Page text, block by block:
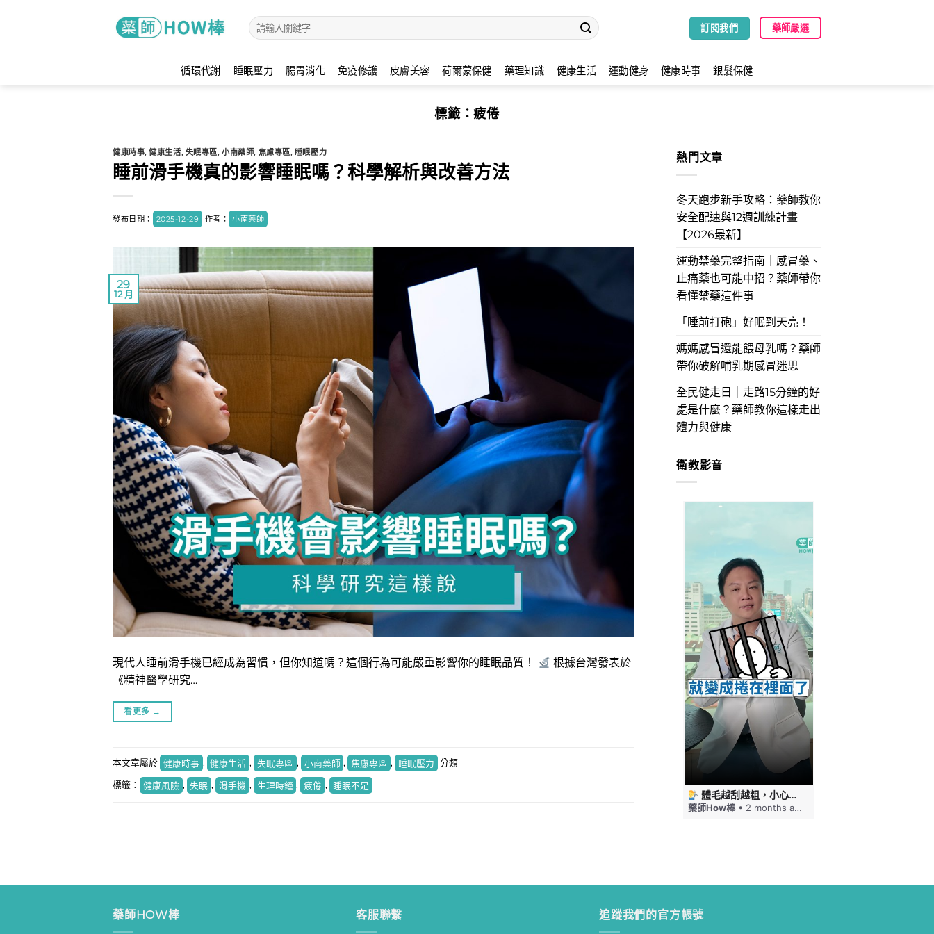
訂閱我們 藥師嚴選
循環代謝 睡眠壓力 腸胃消化 免疫修護 皮膚美容 荷爾蒙保健 藥理知識 健康生活 運動健身 健康時事 銀髮保健
標籤：疲倦
健康時事,健康生活, 失眠專區,小南藥師, 焦慮專區, 睡眠壓力
睡前滑手機真的影響睡眠嗎？科學解析與改善方法
發布日期： 2025-12-29 作者： 小南藥師
29
12 月
現代人睡前滑手機已經成為習慣，但你知道嗎？這個行為可能嚴重影響你的睡眠品質！
根據台灣發表於
《精神醫學研究…
看更多 →
本文章屬於 健康時事 , 健康生活 , 失眠專區 , 小南藥師 , 焦慮專區 , 睡眠壓力 分類
標籤： 健康風險 , 失眠 , 滑手機 , 生理時鐘 , 疲倦 , 睡眠不足
熱門文章
冬天跑步新手攻略：藥師教你
安全配速與12週訓練計畫
【2026最新】
運動禁藥完整指南｜感冒藥、
止痛藥也可能中招？藥師帶你
看懂禁藥這件事
「睡前打砲」好眠到天亮！
媽媽感冒還能餵母乳嗎？藥師
帶你破解哺乳期感冒迷思
全民健走日｜走路15分鐘的好
處是什麼？藥師教你這樣走出
體力與健康
衛教影音
體毛越刮越粗，小心毛髮倒插！刮毛這幾件事要注意 #藥師HOW棒
藥師How棒 • 2 months ago
藥師HOW棒 客服聯繫 追蹤我們的官方帳號